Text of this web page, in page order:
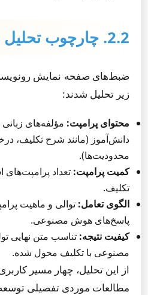
2.2. چارچوب تحلیل داده‌ها
ضبط‌های صفحه نمایش
زیر تحلیل شدند:
محتوای پرامپت: مؤلفه‌های
دانش‌آموز (مانند شرح تکلیف،
محدودیت‌ها).
کمیت پرامپت: تعداد پرامپت‌های
تکلیف.
الگوی تعامل: توالی و ماهیت
پاسخ‌های هوش مصنوعی.
کیفیت نتیجه: تناسب متن نهایی
مصنوعی با تکلیف محول شده.
از این تحلیل، چهار مسیر
مطالعات موردی تفصیلی توسعه